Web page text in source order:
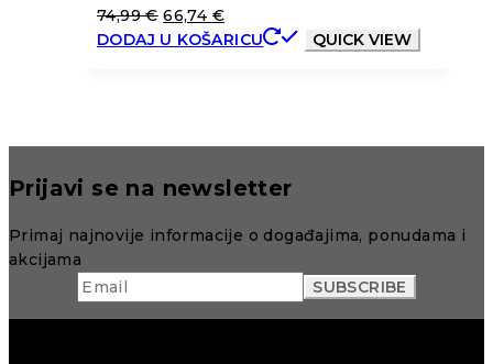
74,99€ 66,74 €
DODAJ U KOŠARICU
QUICK VIEW
Prijavi se na newsletter
Primaj najnovije informacije o događajima, ponudama i
akcijama